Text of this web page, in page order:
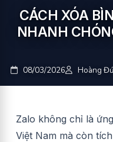
CÁCH XÓA
NHANH
08/03/2026 Hoàng
Zalo không chỉ là
Việt Nam mà còn